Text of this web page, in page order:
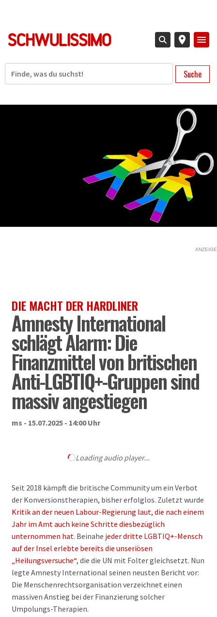
Suche
ANZEIGE
DIE MACHT DER HARDLINER
Amnesty International
schlägt Alarm: Die
Finanzmittel von britischen
Anti-LGBTIQ+-Gruppen sind
massiv angestiegen
ms - 15.07.2025 - 14:00 Uhr
Loading audio player...
Seit 2018 kämpft die britische Community um ein Verbot
der Konversionstherapien, bisher erfolglos. Zuletzt wurde
Kritik an der neuen Labour-Regierung laut, die nach einem
Jahr im Amt auch keine Schritte diesbezüglich
unternommen hat. Beinahe jeder dritte LGBTIQ+-Mensch
auf der Insel erlebte bereits die unseriösen
„Heilungsversuche“, die die UN mit Folter gleichsetzt. Nun
legte Amnesty International seinen neusten Bericht vor:
Die Menschenrechtsorganisation verzeichnet einen
massiven Anstieg bei der Finanzierung solcher
Umpolungs-Therapien.